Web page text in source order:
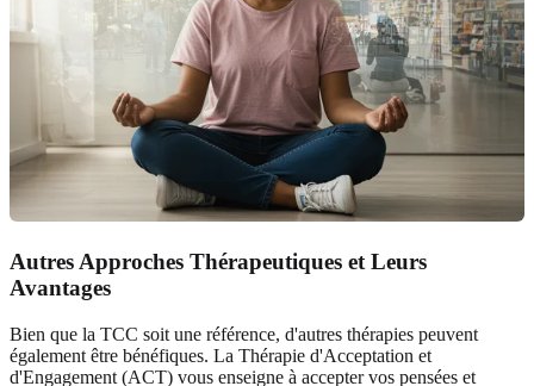
Autres Approches Thérapeutiques et Leurs
Avantages
Bien que la TCC soit une référence, d'autres thérapies peuvent
également être bénéfiques. La Thérapie d'Acceptation et
d'Engagement (ACT) vous enseigne à accepter vos pensées et